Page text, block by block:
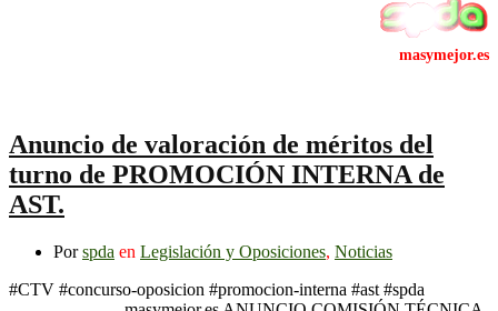
Anuncio de valoración de méritos del
turno de PROMOCIÓN INTERNA de
AST.
Porspda en Legislación y Oposiciones, Noticias
#CTV #concurso-oposicion #promocion-interna #ast #spda